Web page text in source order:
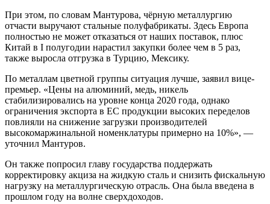
При этом, по словам Мантурова, чёрную металлургию
отчасти выручают стальные полуфабрикаты. Здесь Европа
полностью не может отказаться от наших поставок, плюс
Китай в I полугодии нарастил закупки более чем в 5 раз,
также выросла отгрузка в Турцию, Мексику.
По металлам цветной группы ситуация лучше, заявил вице-
премьер. «Цены на алюминий, медь, никель
стабилизировались на уровне конца 2020 года, однако
ограничения экспорта в ЕС продукции высоких переделов
повлияли на снижение загрузки производителей
высокомаржинальной номенклатуры примерно на 10%», —
уточнил Мантуров.
Он также попросил главу государства поддержать
корректировку акциза на жидкую сталь и снизить фискальную
нагрузку на металлургическую отрасль. Она была введена в
прошлом году на волне сверхдоходов.